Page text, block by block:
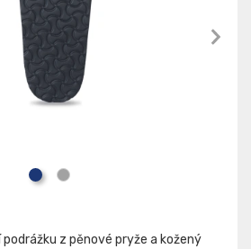
z pěnové pryže a kožený